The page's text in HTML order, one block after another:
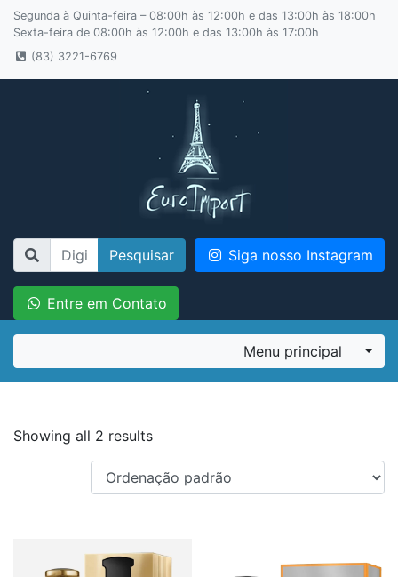
Segunda à Quinta-feira – 08:00h às 12:00h e das 13:00h às 18:00h
Sexta-feira de 08:00h às 12:00h e das 13:00h às 17:00h
(83) 3221-6769
Pesquisar Siga nosso Instagram
Entre em Contato
Menu principal
Showing all 2 results